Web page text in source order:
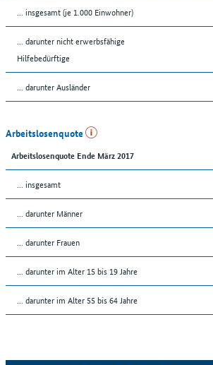
... insgesamt (je 1.000 Einwohner)
... darunter nicht erwerbsfähige
Hilfebedürftige
... darunter Ausländer
Arbeitslosenquote
Arbeitslosenquote Ende März 2017
... insgesamt
... darunter Männer
... darunter Frauen
... darunter im Alter 15 bis 19 Jahre
... darunter im Alter 55 bis 64 Jahre